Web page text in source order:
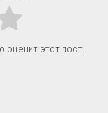
оценит этот пост.